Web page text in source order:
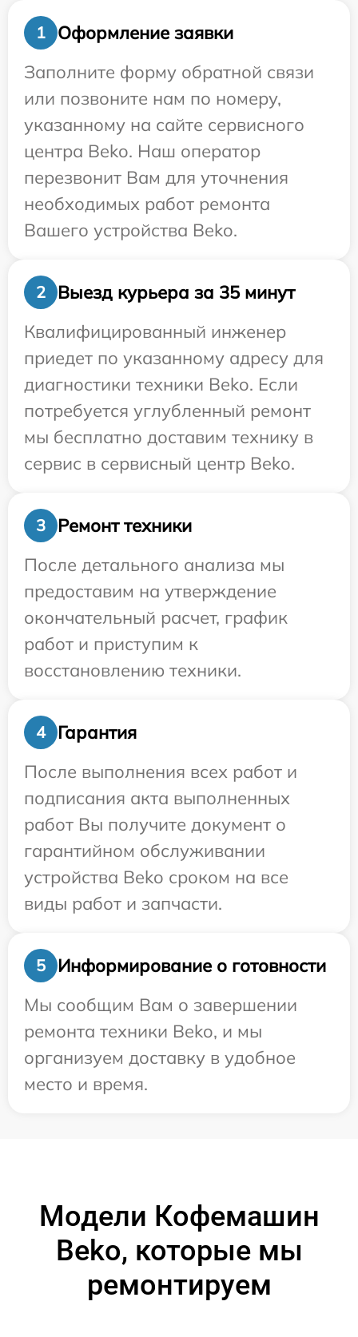
1
Оформление заявки
Заполните форму обратной связи
или позвоните нам по номеру,
указанному на сайте сервисного
центра Beko. Наш оператор
перезвонит Вам для уточнения
необходимых работ ремонта
Вашего устройства Beko.
2
Выезд курьера за 35 минут
Квалифицированный инженер
приедет по указанному адресу для
диагностики техники Beko. Если
потребуется углубленный ремонт
мы бесплатно доставим технику в
сервис в сервисный центр Beko.
3
Ремонт техники
После детального анализа мы
предоставим на утверждение
окончательный расчет, график
работ и приступим к
восстановлению техники.
4
Гарантия
После выполнения всех работ и
подписания акта выполненных
работ Вы получите документ о
гарантийном обслуживании
устройства Beko сроком на все
виды работ и запчасти.
5
Информирование о готовности
Мы сообщим Вам о завершении
ремонта техники Beko, и мы
организуем доставку в удобное
место и время.
Модели Кофемашин
Beko, которые мы
ремонтируем